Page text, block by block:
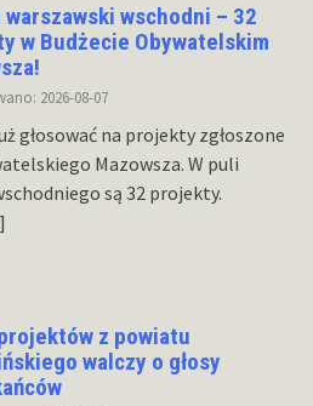
warszawski wschodni – 32
w Budżecie Obywatelskim
2026-08-07
głosować na projekty zgłoszone
Mazowsza. W puli
są 32 projekty.
z powiatu
walczy o głosy